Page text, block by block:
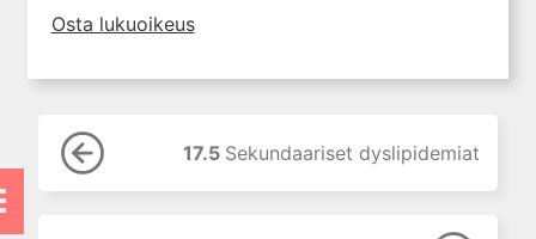
lapsuuden aikana
vaikutus
tuloksiin
7. Laboratorion
perusmenetelmät
Osta lukuoikeus
17.5 Sekundaariset dyslipidemiat